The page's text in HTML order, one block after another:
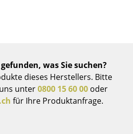
was Sie suchen?
dieses Herstellers. Bitte
unter0800 15 60 00 oder
für Ihre Produktanfrage.